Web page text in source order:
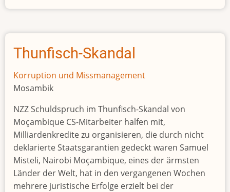
26
to
be
punished
as
Shs30
billion
to
corruption
Thunfisch-Skandal
Korruption und Missmanagement
Mosambik
NZZ Schuldspruch im Thunfisch-Skandal von
Moçambique CS-Mitarbeiter halfen mit,
Milliardenkredite zu organisieren, die durch nicht
deklarierte Staatsgarantien gedeckt waren Samuel
Misteli, Nairobi Moçambique, eines der ärmsten
Länder der Welt, hat in den vergangenen Wochen
mehrere juristische Erfolge erzielt bei der